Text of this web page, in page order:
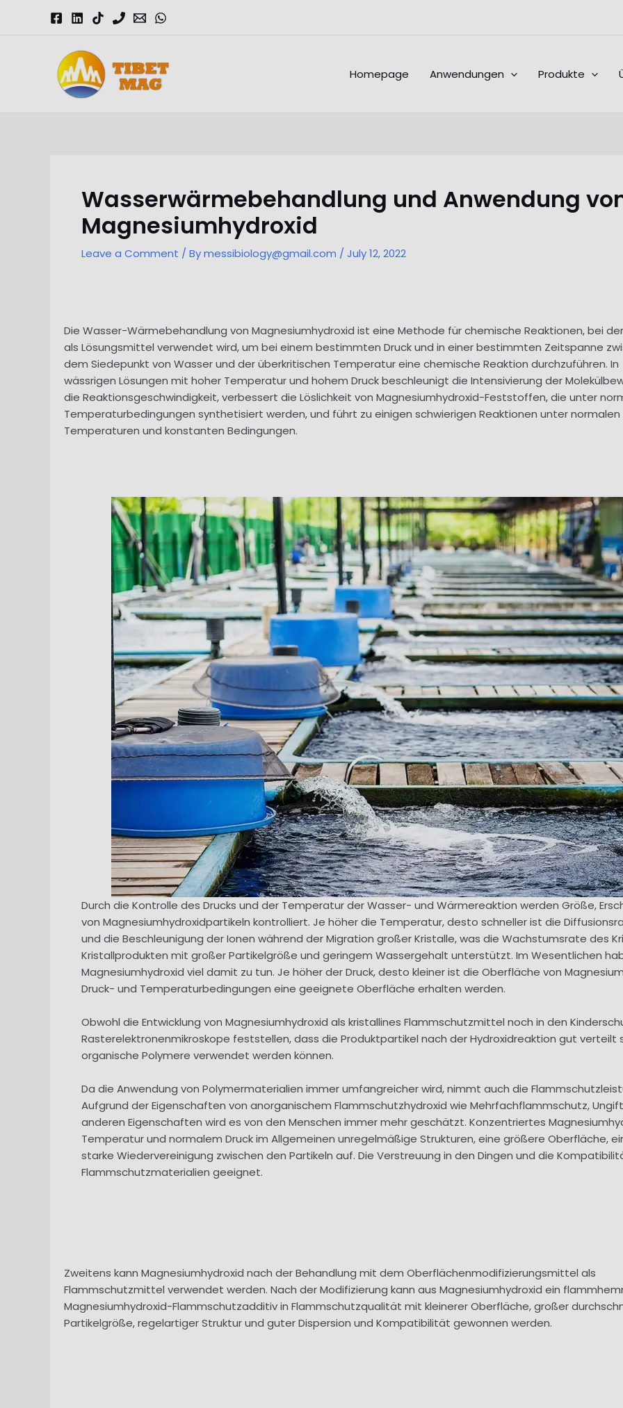
Homepage Anwendungen Produkte
Wasserwärmebehandlung und Anwendung
Magnesiumhydroxid
Leave a Comment / Bymessibiology@gmail.com / July 12, 2022
Die Wasser-Wärmebehandlung von Magnesiumhydroxid ist eine Methode für chemische Reaktionen, bei
als Lösungsmittel verwendet wird, um bei einem bestimmten Druck und in einer bestimmten Zeitspanne
dem Siedepunkt von Wasser und der überkritischen Temperatur eine chemische Reaktion durchzuführen. In
wässrigen Lösungen mit hoher Temperatur und hohem Druck beschleunigt die Intensivierung der
die Reaktionsgeschwindigkeit, verbessert die Löslichkeit von Magnesiumhydroxid-Feststoffen, die unter
Temperaturbedingungen synthetisiert werden, und führt zu einigen schwierigen Reaktionen unter normalen
Temperaturen und konstanten Bedingungen.
Durch die Kontrolle des Drucks und der Temperatur der Wasser- und Wärmereaktion werden Größe,
von Magnesiumhydroxidpartikeln kontrolliert. Je höher die Temperatur, desto schneller ist die
und die Beschleunigung der Ionen während der Migration großer Kristalle, was die Wachstumsrate des
Kristallprodukten mit großer Partikelgröße und geringem Wassergehalt unterstützt. Im Wesentlichen
Magnesiumhydroxid viel damit zu tun. Je höher der Druck, desto kleiner ist die Oberfläche von
Druck- und Temperaturbedingungen eine geeignete Oberfläche erhalten werden.
Obwohl die Entwicklung von Magnesiumhydroxid als kristallines Flammschutzmittel noch in den
Rasterelektronenmikroskope feststellen, dass die Produktpartikel nach der Hydroxidreaktion gut verteilt
organische Polymere verwendet werden können.
Da die Anwendung von Polymermaterialien immer umfangreicher wird, nimmt auch die
Aufgrund der Eigenschaften von anorganischem Flammschutzhydroxid wie Mehrfachflammschutz,
anderen Eigenschaften wird es von den Menschen immer mehr geschätzt. Konzentriertes
Temperatur und normalem Druck im Allgemeinen unregelmäßige Strukturen, eine größere Oberfläche,
starke Wiedervereinigung zwischen den Partikeln auf. Die Verstreuung in den Dingen und die
Flammschutzmaterialien geeignet.
Zweitens kann Magnesiumhydroxid nach der Behandlung mit dem Oberflächenmodifizierungsmittel als
Flammschutzmittel verwendet werden. Nach der Modifizierung kann aus Magnesiumhydroxid ein
Magnesiumhydroxid-Flammschutzadditiv in Flammschutzqualität mit kleinerer Oberfläche, großer
Partikelgröße, regelartiger Struktur und guter Dispersion und Kompatibilität gewonnen werden.